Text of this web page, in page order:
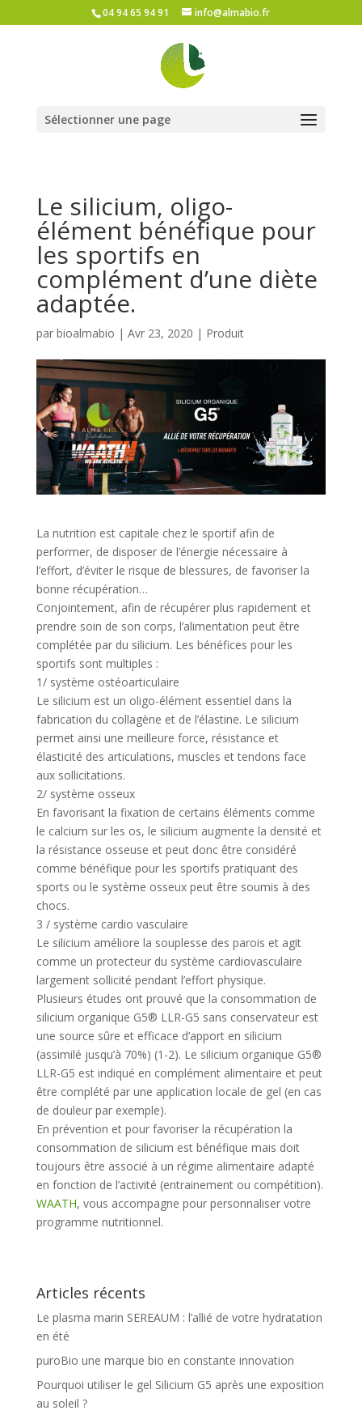
04 94 65 94 91 info@almabio.fr
Sélectionner une page
Le silicium, oligo-
élément bénéfique pour
les sportifs en
complément d’une diète
adaptée.
par bioalmabio | Avr 23, 2020 | Produit
La nutrition est capitale chez le sportif afin de
performer, de disposer de l’énergie nécessaire à
l’effort, d’éviter le risque de blessures, de favoriser la
bonne récupération…
Conjointement, afin de récupérer plus rapidement et
prendre soin de son corps, l’alimentation peut être
complétée par du silicium. Les bénéfices pour les
sportifs sont multiples :
1/ système ostéoarticulaire
Le silicium est un oligo-élément essentiel dans la
fabrication du collagène et de l’élastine. Le silicium
permet ainsi une meilleure force, résistance et
élasticité des articulations, muscles et tendons face
aux sollicitations.
2/ système osseux
En favorisant la fixation de certains éléments comme
le calcium sur les os, le silicium augmente la densité et
la résistance osseuse et peut donc être considéré
comme bénéfique pour les sportifs pratiquant des
sports ou le système osseux peut être soumis à des
chocs.
3 / système cardio vasculaire
Le silicium améliore la souplesse des parois et agit
comme un protecteur du système cardiovasculaire
largement sollicité pendant l’effort physique.
Plusieurs études ont prouvé que la consommation de
silicium organique G5® LLR-G5 sans conservateur est
une source sûre et efficace d’apport en silicium
(assimilé jusqu’à 70%) (1-2). Le silicium organique G5®
LLR-G5 est indiqué en complément alimentaire et peut
être complété par une application locale de gel (en cas
de douleur par exemple).
En prévention et pour favoriser la récupération la
consommation de silicium est bénéfique mais doit
toujours être associé à un régime alimentaire adapté
en fonction de l’activité (entrainement ou compétition).
WAATH, vous accompagne pour personnaliser votre
programme nutritionnel.
Articles récents
Le plasma marin SEREAUM : l’allié de votre hydratation
en été
puroBio une marque bio en constante innovation
Pourquoi utiliser le gel Silicium G5 après une exposition
au soleil ?